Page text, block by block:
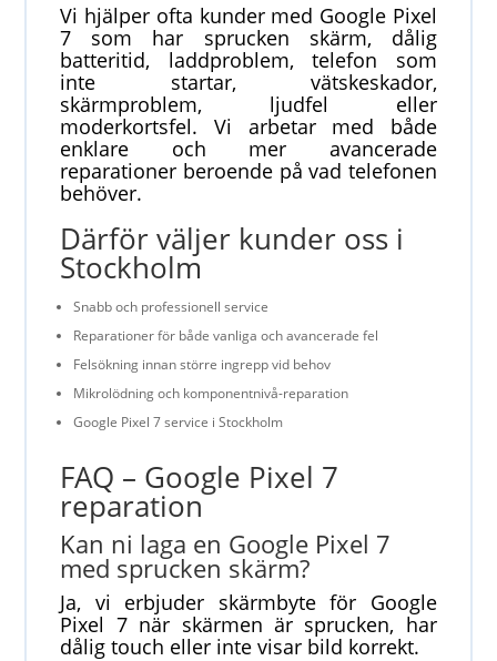
Vi hjälper ofta kunder med Google Pixel
7 som har sprucken skärm, dålig
batteritid, laddproblem, telefon som
inte startar, vätskeskador,
skärmproblem, ljudfel eller
moderkortsfel. Vi arbetar med både
enklare och mer avancerade
reparationer beroende på vad telefonen
behöver.
Därför väljer kunder oss i
Stockholm
Snabb och professionell service
Reparationer för både vanliga och avancerade fel
Felsökning innan större ingrepp vid behov
Mikrolödning och komponentnivå-reparation
Google Pixel 7 service i Stockholm
FAQ – Google Pixel 7
reparation
Kan ni laga en Google Pixel 7
med sprucken skärm?
Ja, vi erbjuder skärmbyte för Google
Pixel 7 när skärmen är sprucken, har
dålig touch eller inte visar bild korrekt.